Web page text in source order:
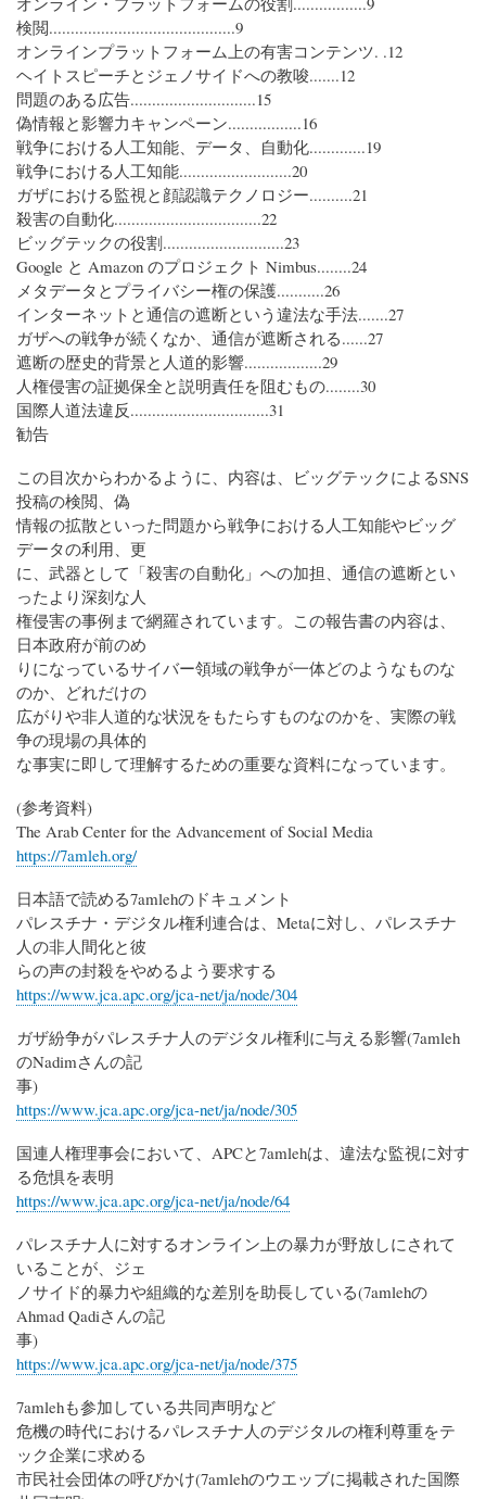
検閲...........................................9
オンラインプラットフォーム上の有害コンテンツ. .12
ヘイトスピーチとジェノサイドへの教唆.......12
問題のある広告.............................15
偽情報と影響力キャンペーン.................16
戦争における人工知能、データ、自動化.............19
戦争における人工知能..........................20
ガザにおける監視と顔認識テクノロジー..........21
殺害の自動化..................................22
ビッグテックの役割............................23
Google と Amazon のプロジェクト Nimbus........24
メタデータとプライバシー権の保護...........26
インターネットと通信の遮断という違法な手法.......27
ガザへの戦争が続くなか、通信が遮断される......27
遮断の歴史的背景と人道的影響..................29
人権侵害の証拠保全と説明責任を阻むもの........30
国際人道法違反................................31
勧告
この目次からわかるように、内容は、ビッグテックによるSNS
投稿の検閲、偽
情報の拡散といった問題から戦争における人工知能やビッグ
データの利用、更
に、武器として「殺害の自動化」への加担、通信の遮断とい
ったより深刻な人
権侵害の事例まで網羅されています。この報告書の内容は、
日本政府が前のめ
りになっているサイバー領域の戦争が一体どのようなものな
のか、どれだけの
広がりや非人道的な状況をもたらすものなのかを、実際の戦
争の現場の具体的
な事実に即して理解するための重要な資料になっています。
(参考資料)
The Arab Center for the Advancement of Social Media
https://7amleh.org/
日本語で読める7amlehのドキュメント
パレスチナ・デジタル権利連合は、Metaに対し、パレスチナ
人の非人間化と彼
らの声の封殺をやめるよう要求する
https://www.jca.apc.org/jca-net/ja/node/304
ガザ紛争がパレスチナ人のデジタル権利に与える影響(7amleh
のNadimさんの記
事)
https://www.jca.apc.org/jca-net/ja/node/305
国連人権理事会において、APCと7amlehは、違法な監視に対す
る危惧を表明
https://www.jca.apc.org/jca-net/ja/node/64
パレスチナ人に対するオンライン上の暴力が野放しにされて
いることが、ジェ
ノサイド的暴力や組織的な差別を助長している(7amlehの
Ahmad Qadiさんの記
事)
https://www.jca.apc.org/jca-net/ja/node/375
7amlehも参加している共同声明など
危機の時代におけるパレスチナ人のデジタルの権利尊重をテ
ック企業に求める
市民社会団体の呼びかけ(7amlehのウエッブに掲載された国際